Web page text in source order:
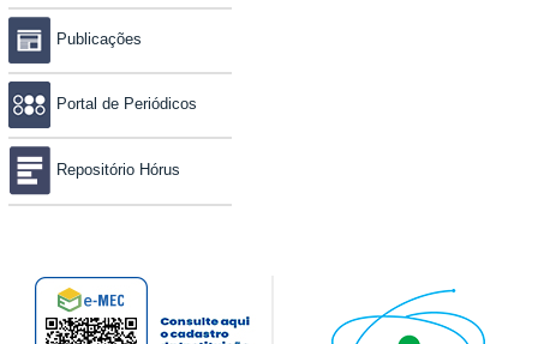
Publicações
Portal de Periódicos
Repositório Hórus